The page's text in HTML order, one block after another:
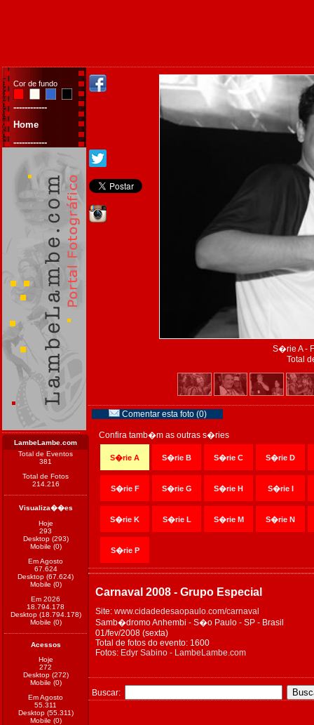
Cor de fundo
------------
Home
------------
LambeLambe.com
Total de Eventos
381
Total de Fotos
214.216
Visualiza��es
Hoje
293
Desktop (293)
Mobile (0)
Em Agosto
67.624
Desktop (67.624)
Mobile (0)
Em 2026
18.794.178
Desktop (18.794.178)
Mobile (0)
Acessos
Hoje
272
Desktop (272)
Mobile (0)
Em Agosto
55.311
Desktop (55.311)
Mobile (0)
S�rie A -
Total
Comentar esta foto (0)
Confira tamb�m as outras s�ries
S�rie A S�rie B S�rie C S�rie D
S�rie F S�rie G S�rie H S�rie I
S�rie K S�rie L S�rie M S�rie N
S�rie P
Carnaval 2008 - Grupo Especial
Site: www.cidadedesaopaulo.com/carnaval
Samb�dromo Anhembi - S�o Paulo - SP - Brasil
01/fev/2008 (sexta)
Total de fotos do evento: 1600
Fotos: Edyr Sabino - LambeLambe.com
Buscar: